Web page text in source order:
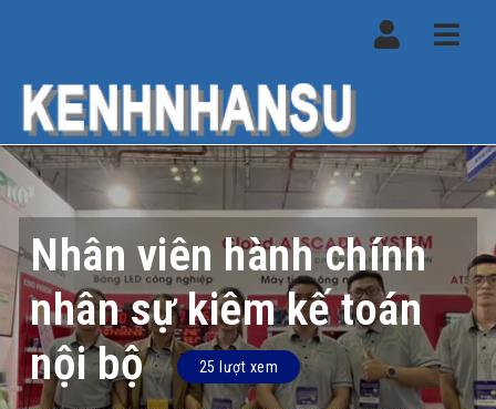
Nhân viên hành chính
nhân sự kiêm kế toán
nội bộ
25 lượt xem